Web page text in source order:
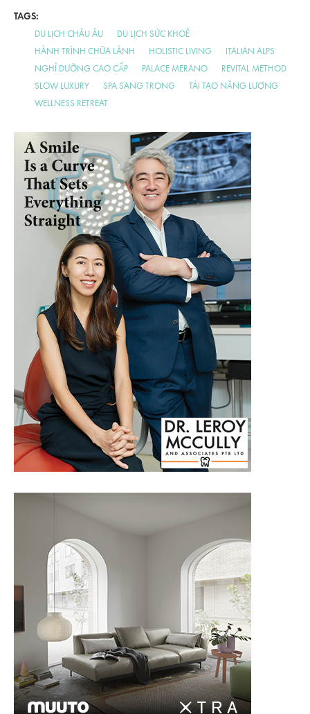
TAGS:
DU LỊCH CHÂU ÂU
DU LỊCH SỨC KHOẺ
HÀNH TRÌNH CHỮA LÀNH
HOLISTIC LIVING
ITALIAN ALPS
NGHỈ DƯỠNG CAO CẤP
PALACE MERANO
REVITAL METHOD
SLOW LUXURY
SPA SANG TRỌNG
TÁI TẠO NĂNG LƯỢNG
WELLNESS RETREAT